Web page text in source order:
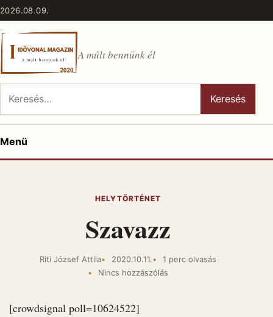
Ugrás a tartalomhoz
2026.08.09.
A múlt bennünk él
Keresés:
Keresés
Menü
HELYTÖRTÉNET
Szavazz
Riti József Attila 2020.10.11.
1 perc olvasás
Nincs hozzászólás
[crowdsignal poll=10624522]